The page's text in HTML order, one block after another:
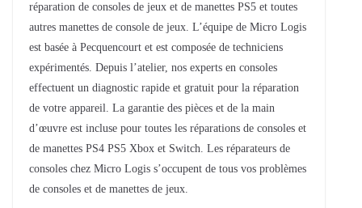
réparation de consoles de jeux et de manettes PS5 et toutes
autres manettes de console de jeux. L’équipe de Micro Logis
est basée à Pecquencourt et est composée de techniciens
expérimentés. Depuis l’atelier, nos experts en consoles
effectuent un diagnostic rapide et gratuit pour la réparation
de votre appareil. La garantie des pièces et de la main
d’œuvre est incluse pour toutes les réparations de consoles et
de manettes PS4 PS5 Xbox et Switch. Les réparateurs de
consoles chez Micro Logis s’occupent de tous vos problèmes
de consoles et de manettes de jeux.